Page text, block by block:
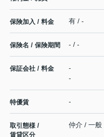
保険加入 / 料金 有 / -
保険名 / 保険期間 - / -
保証会社 / 料金
-
-
特優賃 -
取引態様 /
賃貸区分
仲介 / 一般